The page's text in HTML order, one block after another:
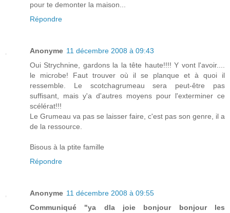
pour te demonter la maison...
Répondre
Anonyme 11 décembre 2008 à 09:43
Oui Strychnine, gardons la la tête haute!!!! Y vont l'avoir....
le microbe! Faut trouver où il se planque et à quoi il
ressemble. Le scotchagrumeau sera peut-être pas
suffisant, mais y'a d'autres moyens pour l'exterminer ce
scélérat!!!
Le Grumeau va pas se laisser faire, c'est pas son genre, il a
de la ressource.
Bisous à la ptite famille
Répondre
Anonyme 11 décembre 2008 à 09:55
Communiqué "ya dla joie bonjour bonjour les